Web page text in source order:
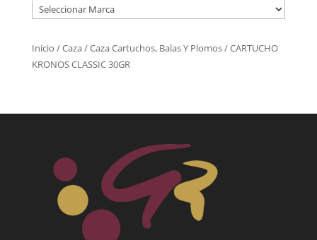
Inicio /Caza/Caza Cartuchos, Balas Y Plomos/ CARTUCHO
KRONOS CLASSIC 30GR